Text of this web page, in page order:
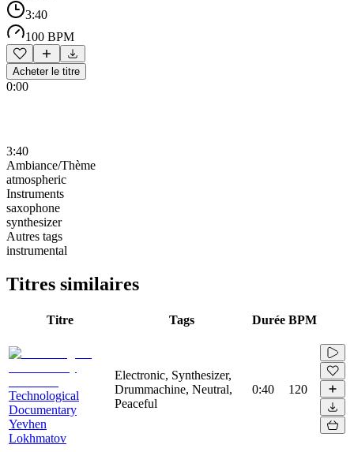
3:40
100 BPM
Acheter le titre
0:00
3:40
Ambiance/Thème
atmospheric
Instruments
saxophone
synthesizer
Autres tags
instrumental
Titres similaires
Titre Tags Durée BPM
Technological
Documentary
Yevhen
Lokhmatov
Electronic, Synthesizer,
Drummachine, Neutral,
Peaceful
0:40 120